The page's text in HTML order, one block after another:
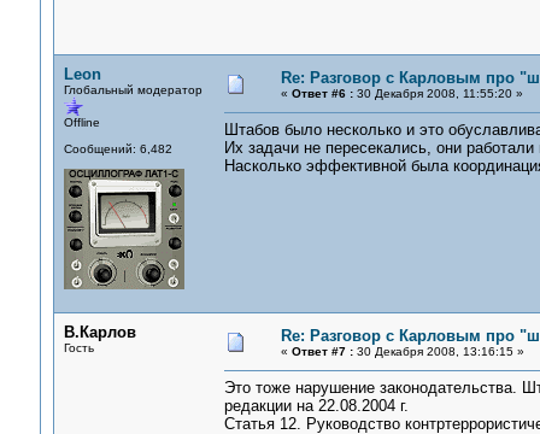
Leon
Глобальный модератор
Offline
Сообщений: 6,482
Re: Разговор с Карловым про
« Ответ #6 :30 Декабря 2008, 11:55:20 »
Штабов было несколько и это
Их задачи не пересекались, они
Насколько эффективной была
В.Карлов
Гость
Re: Разговор с Карловым про
« Ответ #7 :30 Декабря 2008, 13:16:15 »
Это тоже нарушение законодательства.
редакции на 22.08.2004 г.
Статья 12. Руководство